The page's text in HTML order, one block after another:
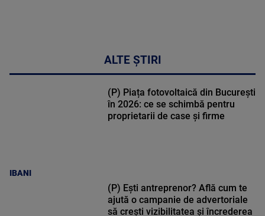
ALTE ȘTIRI
IBANI
(P) Piața fotovoltaică din București
în 2026: ce se schimbă pentru
proprietarii de case și firme
(P) Ești antreprenor? Află cum te
ajută o campanie de advertoriale
să crești vizibilitatea și încrederea